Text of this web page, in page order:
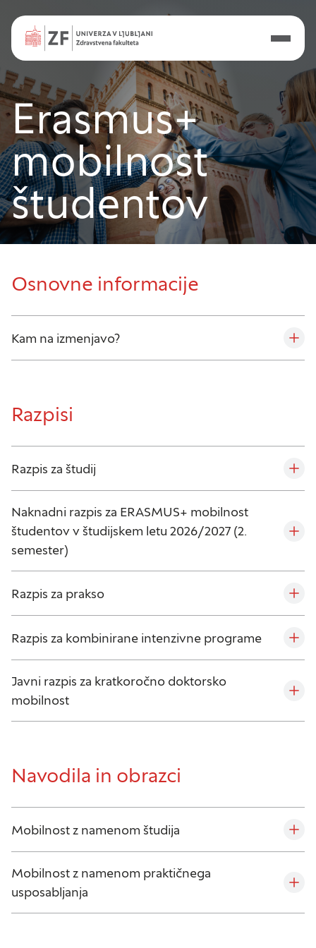
Erasmus+
mobilnost
študentov
Osnovne informacije
Kam na izmenjavo?
Razpisi
Razpis za študij
Naknadni razpis za ERASMUS+ mobilnost
študentov v študijskem letu 2026/2027 (2.
semester)
Razpis za prakso
Razpis za kombinirane intenzivne programe
Javni razpis za kratkoročno doktorsko
mobilnost
Navodila in obrazci
Mobilnost z namenom študija
Mobilnost z namenom praktičnega
usposabljanja
Ko obiščete katero koli spletno mesto, mesto
lahko shrani ali pridobi informacije iz vašega
brskalnika, večinoma v obliki piškotkov. Te
informacije se lahko navezujejo na vas, vaše
spletno mesto deluje v skladu z vašimi
pričakovanji. Te informacije običajno ne razkrivajo
neposredno vaše identitete, vendar vam lahko
Klikajte različna imena kategorij, da si ogledate več
informacij in spremenite privzete nastavitve.
Blokiranje določenih vrst piškotkov vpliva na vašo
Ti piškotki so nujni za delovanje spletnega mesta,
zato jih v naših sistemih ni mogoče izklopiti.
Običajno so nastavljeni samo kot odziv na vaša
dejanja, ki vodijo do storitvenih zahtev, na primer
nastavitev zasebnosti, prijava ali izpolnjevanje
obrazcev. Na voljo imate nastavitev, da brskalnik